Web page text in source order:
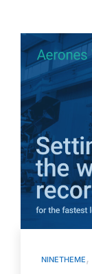
NINETHEME ,